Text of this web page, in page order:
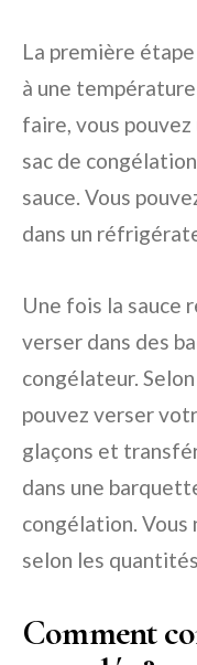
La première
à une
faire, vous
sac de
sauce. Vous
dans un
Une fois la sauce
verser dans des
congélateur.
pouvez verser
glaçons et
dans une
congélation. Vous
selon les
Comment